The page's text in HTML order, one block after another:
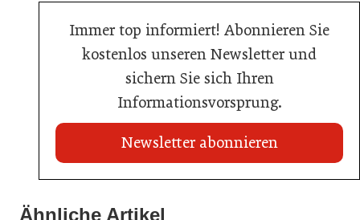
Immer top informiert! Abonnieren Sie
kostenlos unseren Newsletter und
sichern Sie sich Ihren
Informationsvorsprung.
Newsletter abonnieren
Ähnliche Artikel
Travel Start-up Night 2026: Beste Tourismus-Idee